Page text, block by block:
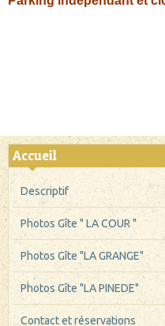
Accueil
Descriptif
Photos Gîte " LA COUR "
Photos Gîte "LA GRANGE"
Photos Gîte "LA PINEDE"
Contact et réservations